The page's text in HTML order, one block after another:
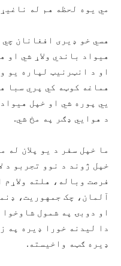
مي يوه لحظه هم له
هسي خو ډيری افغانان
هيواد باندي ولاړ شي
او د انټرنيټ لپاره يو
هماغه کوټه کي پري سبا
يي پوره شي او خپل
د هوايي ډګر په مخ شي.
ما خپل سفر د يو پلان له
خپل ژوند د نوو تجربو د
فرصت وباله، هلته
آلمان، چک جمهوريت،
او دوبۍ په شمول
دا ليدنه خورا ډيره په
ډيره ګټه واخيسته.